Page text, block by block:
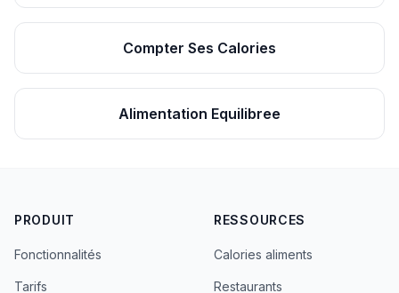
Compter Ses Calories
Alimentation Equilibree
PRODUIT
Fonctionnalités
Tarifs
RESSOURCES
Calories aliments
Restaurants